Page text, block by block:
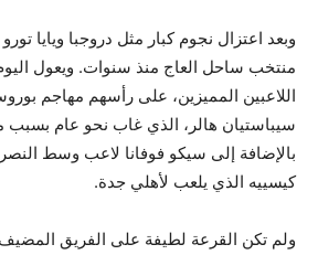
وبعد اعتزال نجوم كبار مثل دروجبا ويايا
منتخب ساحل العاج منذ سنوات. ويعول
اللاعبين المميزين، على رأسهم مهاجم
سيباستيان هالر، الذي غاب نحو عام
بالإضافة إلى سيكو فوفانا لاعب وسط
كيسييه الذي يلعب لأهلي جدة.
ولم تكن القرعة لطيفة على الفريق